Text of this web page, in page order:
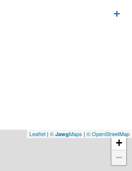
+
−
Leaflet | © JawgMaps | © OpenStreetMap